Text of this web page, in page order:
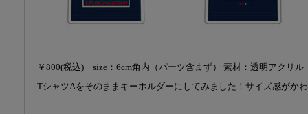
￥800(税込) size：6cm角内（パーツ含まず） 素材：透明アクリル
TシャツAをそのままキーホルダーにしてみました！サイズ感がか